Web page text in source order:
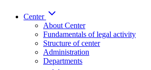
Center
About Center
Fundamentals of legal activity
Structure of center
Administration
Departments